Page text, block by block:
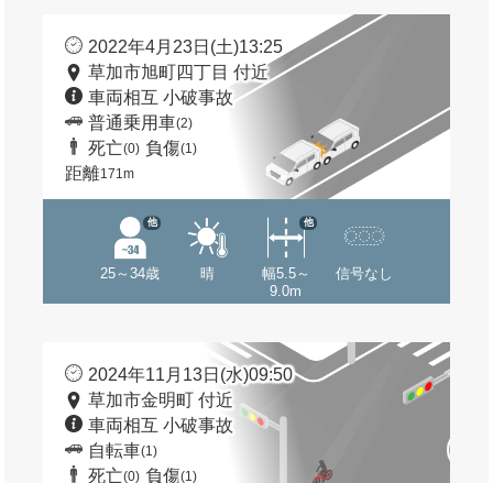
2022年4月23日(土)13:25
草加市旭町四丁目 付近
車両相互 小破事故
普通乗用車(2)
死亡(0) 負傷(1)
距離171m
25～34歳
他
晴
幅5.5～
9.0m
他
信号なし
2024年11月13日(水)09:50
草加市金明町 付近
車両相互 小破事故
自転車(1)
死亡(0) 負傷(1)